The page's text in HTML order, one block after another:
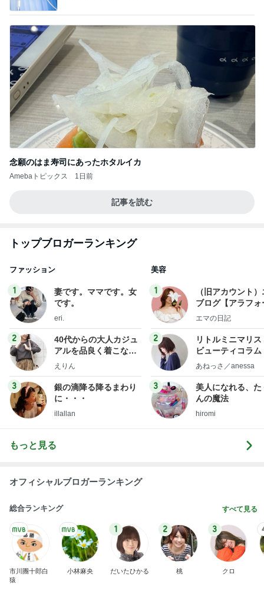
念願のはま寿司にあったホタルイカ
Amebaトピックス 1日前
記事を読む
トップブロガーランキング
ファッション
1
妻です。ママです。女
です。
eri.
2
40代からの大人カジュ
アルを品良く着こなす
ファッションブログ
えりん
3
銀の滴降る降るまわり
に・・・
illallan
美容
1
（旧アカウント
ブログ【アラフォ
社売却セカンドラ
エマの日記
2
リトルミニマリス
ビューティコラ
little
あねっさ／anessa
3
美人になれる、た
んの魔法
hiromi
もっと見る
オフィシャルブロガーランキング
総合ランキング すべて見る
市川團十郎白
猿
小林麻央
1
だいたひかる
2
桃
3
クロ